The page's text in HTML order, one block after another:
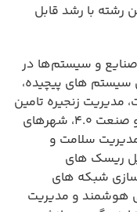
رشته با رشد قابل
و سیستم‌ها در
سیستم های پیچیده،
زنجیره تامین
دیجیتال، سیستم های تولید هوشمند و صنعت ۴.۰، شهرهای
سلامت و
ریسک های
شبکه های
هوشمند و مدیریت